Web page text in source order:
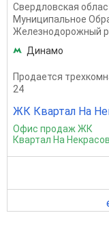
Свердловская
Муниципальное
Железнодорожный
Динамо
Продается
24
ЖК Квартал На
Офис продаж ЖК
Квартал На